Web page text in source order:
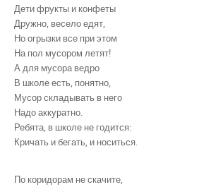
Дети фрукты и конфеты
Дружно, весело едят,
Но огрызки все при этом
На пол мусором летят!
А для мусора ведро
В школе есть, понятно,
Мусор складывать в него
Надо аккуратно.
Ребята, в школе не годится:
Кричать и бегать, и носиться.
По коридорам не скачите,